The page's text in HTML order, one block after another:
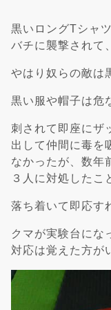
黒いロングTシャ
バチに襲撃されて
やはり奴らの敵は
黒い服や帽子は危
刺されて即座にザ
出して仲間に毒を
なかったが、数年
３人に対処したこ
落ち着いて即応す
クマが実験台にな
対応は覚えた方が